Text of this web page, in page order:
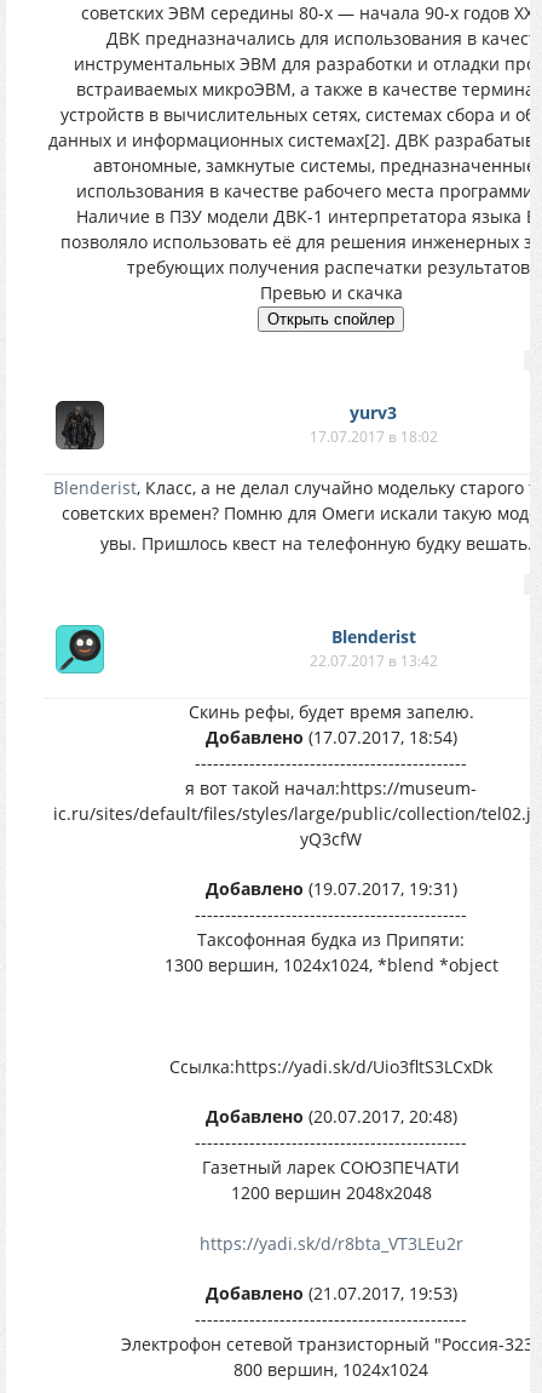
советских ЭВМ середины 80-х — начала 90-х годов XX
ДВК предназначались для использования в
инструментальных ЭВМ для разработки и отладки
встраиваемых микроЭВМ, а также в качестве
устройств в вычислительных сетях, системах сбора и
данных и информационных системах[2]. ДВК
автономные, замкнутые системы, предназначенные
использования в качестве рабочего места
Наличие в ПЗУ модели ДВК-1 интерпретатора языка
позволяло использовать её для решения инженерных
требующих получения распечатки результатов.
Превью и скачка
yurv3
17.07.2017 в 18:02
Blenderist, Класс, а не делал случайно модельку старого
советских времен? Помню для Омеги искали такую
увы. Пришлось квест на телефонную будку вешать.
Blenderist
22.07.2017 в 13:42
Скинь рефы, будет время запелю.
Добавлено (17.07.2017, 18:54)
---------------------------------------------
я вот такой начал:https://museum-
ic.ru/sites/default/files/styles/large/public/collection/
yQ3cfW
Добавлено (19.07.2017, 19:31)
---------------------------------------------
Таксофонная будка из Припяти:
1300 вершин, 1024х1024, *blend *object
Ссылка:https://yadi.sk/d/Uio3fltS3LCxDk
Добавлено (20.07.2017, 20:48)
---------------------------------------------
Газетный ларек СОЮЗПЕЧАТИ
1200 вершин 2048х2048
https://yadi.sk/d/r8bta_VT3LEu2r
Добавлено (21.07.2017, 19:53)
---------------------------------------------
Электрофон сетевой транзисторный "Россия-323"
800 вершин, 1024х1024